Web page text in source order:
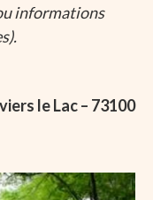
informations
.
le Lac – 73100